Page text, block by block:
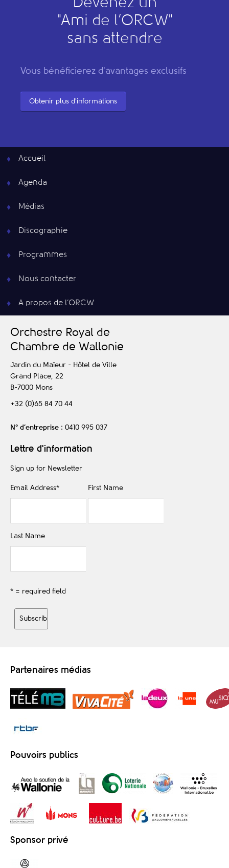
Devenez un
"Ami de l’ORCW"
sans attendre
Vous bénéficierez d'avantages exclusifs
Obtenir plus d'informations
Accueil
Agenda
Médias
Discographie
Programmes
Nous contacter
A propos de l’ORCW
Orchestre Royal de
Chambre de Wallonie
Jardin du Maïeur - Hôtel de Ville
Grand Place, 22
B-7000 Mons
+32 (0)65 84 70 44
N° d’entreprise : 0410 995 037
Lettre d'information
Sign up for Newsletter
Email Address* First Name
Last Name
* = required field
Partenaires médias
Pouvoirs publics
Sponsor privé